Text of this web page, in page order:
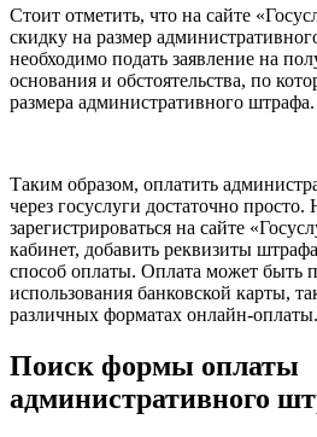
Стоит отметить, что на сайте
скидку на размер
необходимо подать заявление на
основания и обстоятельства, по
размера административного штрафа.
Таким образом, оплатить
через госуслуги достаточно
зарегистрироваться на сайте
кабинет, добавить реквизиты
способ оплаты. Оплата может быть
использования банковской карты,
различных форматах онлайн-оплаты.
Поиск формы оплаты
административного